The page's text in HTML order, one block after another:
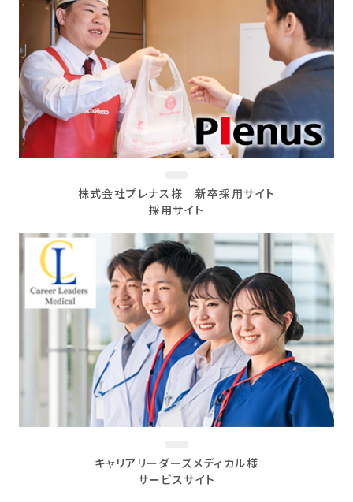
株式会社プレナス様 新卒採用サイト
採用サイト
キャリアリーダーズメディカル様
サービスサイト